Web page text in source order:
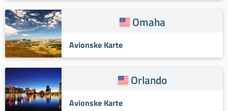
Omaha
Avionske Karte
Orlando
Avionske Karte